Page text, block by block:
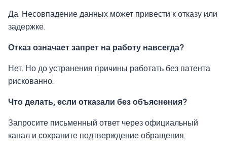
Да. Несовпадение данных может привести к отказу или
задержке.
Отказ означает запрет на работу навсегда?
Нет. Но до устранения причины работать без патента
рискованно.
Что делать, если отказали без объяснения?
Запросите письменный ответ через официальный
канал и сохраните подтверждение обращения.